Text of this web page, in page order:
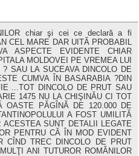
chiar şi cei ce declară a fi
CEL MARE DAR UITĂ PROBABIL
ASPECTE EVIDENTE CHIAR
MOLDOVEI PE VREMEA LUI
SAU LA SUCEAVA DINCOLO DE
CUMVA ÎN BASARABIA ?DIN
...TOT DINCOLO DE PRUT SAU
1475 NU LA CHIŞINĂU CI TOT
OASTE PĂGÎNĂ DE 120.000 DE
A FOST UMILITĂ
SUNT DETALII LEGATE
PENTRU CĂ ÎN MOD EVIDENT
CÎND TREC DINCOLO DE PRUT
ANI TUTUROR ROMĂNILOR